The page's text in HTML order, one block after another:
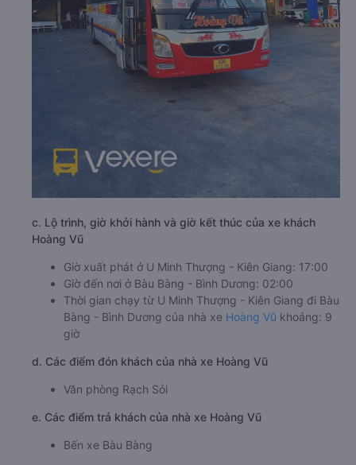
c. Lộ trình, giờ khởi hành và giờ kết thúc của xe khách
Hoàng Vũ
Giờ xuất phát ở U Minh Thượng - Kiên Giang: 17:00
Giờ đến nơi ở Bàu Bàng - Bình Dương: 02:00
Thời gian chạy từ U Minh Thượng - Kiên Giang đi Bàu
Bàng - Bình Dương của nhà xe Hoàng Vũ khoảng: 9
giờ
d. Các điểm đón khách của nhà xe Hoàng Vũ
Văn phòng Rạch Sỏi
e. Các điểm trả khách của nhà xe Hoàng Vũ
Bến xe Bàu Bàng